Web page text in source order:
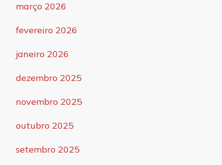
março 2026
fevereiro 2026
janeiro 2026
dezembro 2025
novembro 2025
outubro 2025
setembro 2025